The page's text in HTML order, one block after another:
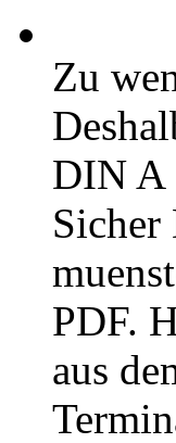
Zu
DIN A
PDF.
aus